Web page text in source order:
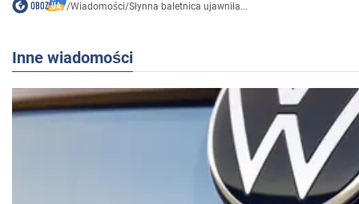
/Wiadomości/Słynna baletnica ujawniła...
Inne wiadomości